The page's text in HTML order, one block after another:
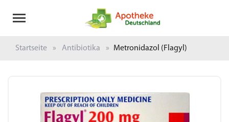
Startseite Antibiotika Metronidazol (Flagyl)